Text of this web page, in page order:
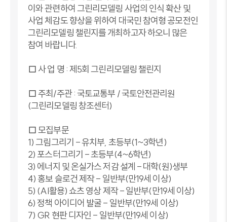
이와 관련하여 그린리모델링 사업의 인식 확산 및
사업 체감도 향상을 위하여 대국민 참여형 공모전인
그린리모델링 챌린지를 개최하고자 하오니 많은
참여 바랍니다.
□ 사 업 명 : 제5회 그린리모델링 챌린지
□ 주최/주관 : 국토교통부 / 국토안전관리원
(그린리모델링 창조센터)
□ 모집부문
1) 그림그리기 - 유치부, 초등부(1~3학년)
2) 포스터그리기 - 초등부(4~6학년)
3) 에너지 및 온실가스 저감 설계 - 대학(원)생부
4) 홍보 슬로건 제작 - 일반부(만19세 이상)
5) (AI활용) 쇼츠 영상 제작 - 일반부(만19세 이상)
6) 정책 아이디어 발굴 - 일반부(만19세 이상)
7) GR 현판 디자인 - 일반부(만19세 이상)